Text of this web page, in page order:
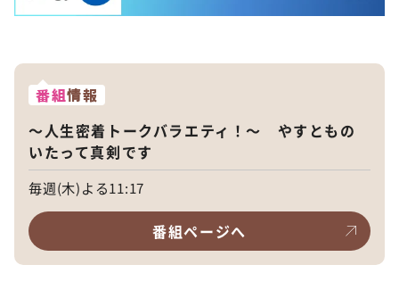
番組情報
～人生密着トークバラエティ！～ やすともの
いたって真剣です
毎週(木)よる11:17
番組ページへ